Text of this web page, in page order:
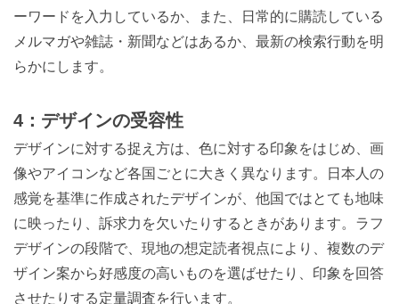
ーワードを入力しているか、また、日常的に購読している
メルマガや雑誌・新聞などはあるか、最新の検索行動を明
らかにします。
4：デザインの受容性
デザインに対する捉え方は、色に対する印象をはじめ、画
像やアイコンなど各国ごとに大きく異なります。日本人の
感覚を基準に作成されたデザインが、他国ではとても地味
に映ったり、訴求力を欠いたりするときがあります。ラフ
デザインの段階で、現地の想定読者視点により、複数のデ
ザイン案から好感度の高いものを選ばせたり、印象を回答
させたりする定量調査を行います。